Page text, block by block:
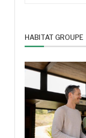
HABITAT GROUPE